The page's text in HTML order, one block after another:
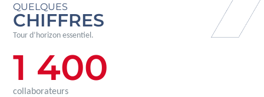
QUELQUES
CHIFFRES
Tour d’horizon essentiel.
collaborateurs
1 400